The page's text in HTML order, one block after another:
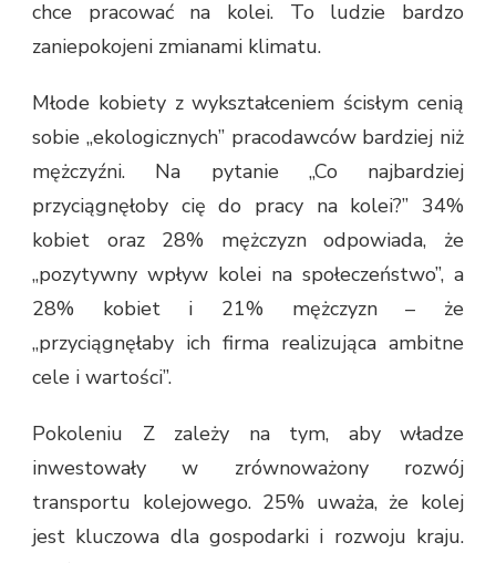
chce pracować na kolei. To ludzie bardzo
zaniepokojeni zmianami klimatu.
Młode kobiety z wykształceniem ścisłym cenią
sobie „ekologicznych” pracodawców bardziej niż
mężczyźni. Na pytanie „Co najbardziej
przyciągnęłoby cię do pracy na kolei?” 34%
kobiet oraz 28% mężczyzn odpowiada, że
„pozytywny wpływ kolei na społeczeństwo”, a
28% kobiet i 21% mężczyzn – że
„przyciągnęłaby ich firma realizująca ambitne
cele i wartości”.
Pokoleniu Z zależy na tym, aby władze
inwestowały w zrównoważony rozwój
transportu kolejowego. 25% uważa, że kolej
jest kluczowa dla gospodarki i rozwoju kraju.